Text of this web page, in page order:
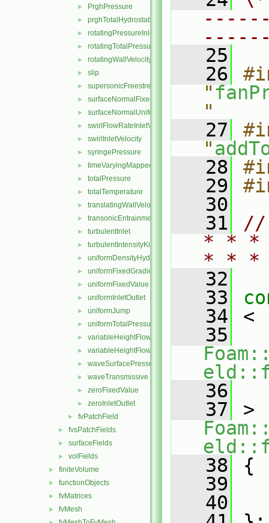
► PrghPressure
► prghTotalHydrostaticPressure
► rotatingPressureInletOutletVelocity
► rotatingTotalPressure
► rotatingWallVelocity
► slip
► supersonicFreestream
► surfaceNormalFixedValue
► surfaceNormalUniformFixedValue
► swirlFlowRateInletVelocity
► swirlInletVelocity
► syringePressure
► timeVaryingMappedFixedValue
► totalPressure
► totalTemperature
► translatingWallVelocity
► transonicEntrainmentPressure
► turbulentInlet
► turbulentIntensityKineticEnergyInlet
► uniformDensityHydrostaticPressure
► uniformFixedGradient
► uniformFixedValue
► uniformInletOutlet
► uniformJump
► uniformTotalPressure
► variableHeightFlowRate
► variableHeightFlowRateInletVelocity
► waveSurfacePressure
► waveTransmissive
► zeroFixedValue
► zeroInletOutlet
► fvPatchField
► fvsPatchFields
► surfaceFields
► volFields
► finiteVolume
► functionObjects
► fvMatrices
► fvMesh
   25
   26
"
"
   27
"
   28
   29
   30
   31
//
* * *
* *
   32
   33
   34
<
   35
   36
   37
   38
{
   39
   40